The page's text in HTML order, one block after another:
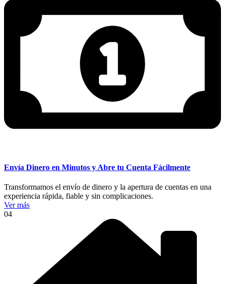
Envía Dinero en Minutos y Abre tu Cuenta Fácilmente
Transformamos el envío de dinero y la apertura de cuentas en una
experiencia rápida, fiable y sin complicaciones.
Ver más
04